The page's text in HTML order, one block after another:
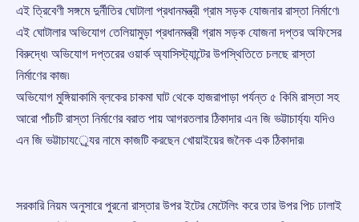
এই ত্রিবেণী সঙ্গমে দুর্নীতির ঘোটালা প্রধানমন্ত্রী গ্রাম সড়ক যোজনার রাস্তা নির্মাণে৷
এই ঘোটালার অভিযোগ তেলিয়ামুড়া প্রধানমন্ত্রী গ্রাম সড়ক যোজনা দপ্তর অফিসের
বিরুদ্ধে৷ অভিযোগ দপ্তরের ওয়ার্ক অ্যাসিস্ট্যান্টের উপস্থিতিতে চলছে রাস্তা
নির্মাণের কাজ৷
অভিযোগ মুঙ্গিয়াকামি ব্লকের চাকমা ঘাট থেকে হাজরাপাড়া পর্যন্ত ৫ কিমি রাস্তা সহ
আরো পাঁচটি রাস্তা নির্মাণের বরাত পায় আগরতলার ঠিকাদার এন জি ভট্টাচার্য্য৷ যদিও
এন জি ভট্টাচাযর্ে্যর নামে কাজটি করছেন খোয়াইয়ের জনৈক এক ঠিকাদার৷
সরকারি নিয়ম অনুসারে পুরনো রাস্তার উপর ইটের মেটেলিং করে তার উপর পিচ ঢালাই